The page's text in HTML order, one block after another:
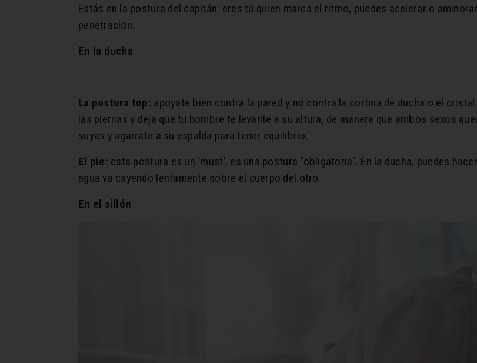
Estás en la postura del capitán: eres tú quien marca el ritmo, puedes acelerar o
penetración.
En la ducha
La postura top: apoyate bien contra la pared y no contra la cortina de ducha o el
las piernas y deja que tu hombre te levante a su altura, de manera que ambos sexos
suyas y agarrate a su espalda para tener equilibrio.
El pie: esta postura es un ‘must’, es una postura “obligatoria”. En la ducha, puedes
agua va cayendo lentamente sobre el cuerpo del otro.
En el sillón